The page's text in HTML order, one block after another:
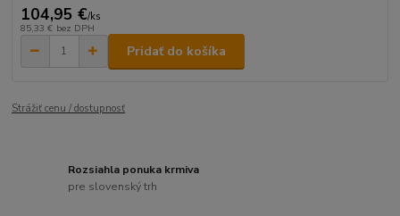
104,95 €/ks
85,33 € bez DPH
Pridať do košíka
Strážiť cenu / dostupnosť
Rozsiahla ponuka krmiva
pre slovenský trh